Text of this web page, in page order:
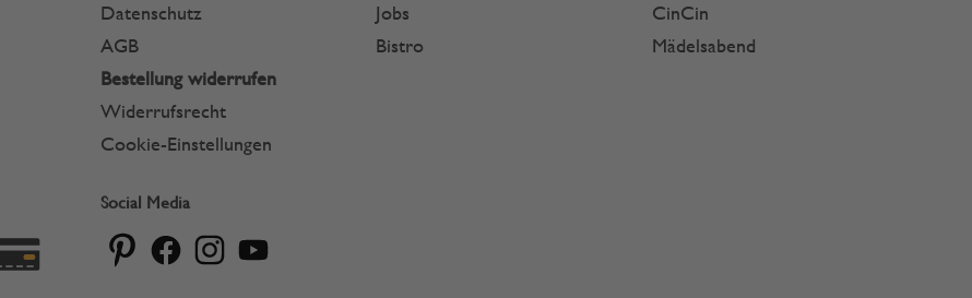
Datenschutz
AGB
Bestellung widerrufen
Widerrufsrecht
Cookie-Einstellungen
Jobs
Bistro
CinCin
Mädelsabend
Social Media